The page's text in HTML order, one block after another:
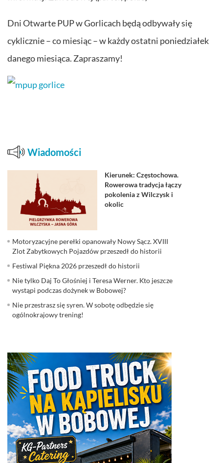
Dni Otwarte PUP w Gorlicach będą odbywały się
cyklicznie – co miesiąc – w każdy ostatni poniedziałek
danego miesiąca. Zapraszamy!
Wiadomości
Kierunek: Częstochowa.
Rowerowa tradycja łączy
pokolenia z Wilczysk i
okolic
Motoryzacyjne perełki opanowały Nowy Sącz. XVIII
Zlot Zabytkowych Pojazdów przeszedł do historii
Festiwal Piękna 2026 przeszedł do historii
Nie tylko Daj To Głośniej i Teresa Werner. Kto jeszcze
wystąpi podczas dożynek w Bobowej?
Nie przestrasz się syren. W sobotę odbędzie się
ogólnokrajowy trening!